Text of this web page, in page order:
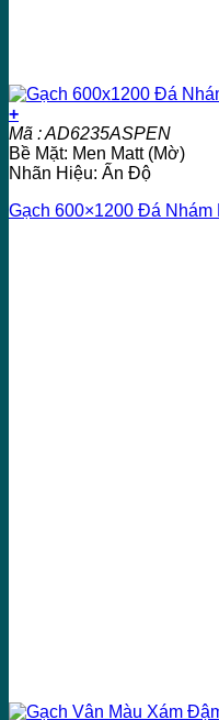
+
Mã : AD6235ASPEN
Bề Mặt: Men Matt (Mờ)
Nhãn Hiệu: Ấn Độ
Gạch 600×1200 Đá Nhám